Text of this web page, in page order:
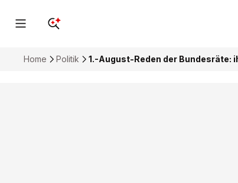
Home Politik 1.-August-Reden der Bundesräte: